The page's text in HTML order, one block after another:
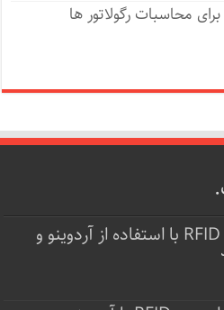
محاسبات رگولاتور ها
پروژه قفل‌ درب RFID با استفاده از آردوینو و